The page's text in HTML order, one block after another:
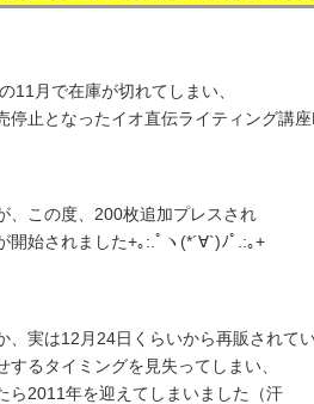
11月で在庫が切れてしまい、
停止となったイオ直伝ライティング講座
、この度、200枚追加プレスされ
開始されました+｡:.ﾟヽ(*´∀`)ﾉﾟ.:｡+
、実は12月24日くらいから再販されて
するタイミングを見失ってしまい、
ら2011年を迎えてしまいました（汗